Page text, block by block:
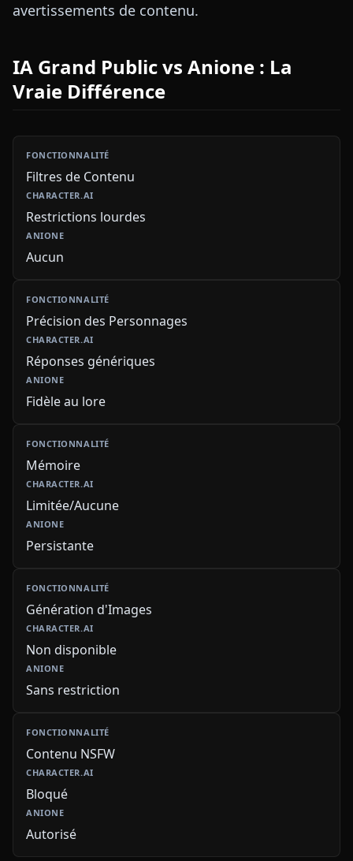
avertissements de contenu.
IA Grand Public vs Anione : La
Vraie Différence
Filtres de Contenu
Restrictions lourdes
Aucun
Précision des Personnages
Réponses génériques
Fidèle au lore
Mémoire
Limitée/Aucune
Persistante
Génération d'Images
Non disponible
Sans restriction
Contenu NSFW
Bloqué
Autorisé